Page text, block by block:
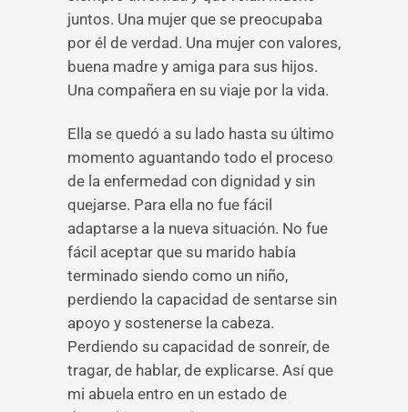
juntos. Una mujer que se preocupaba
por él de verdad. Una mujer con valores,
buena madre y amiga para sus hijos.
Una compañera en su viaje por la vida.
Ella se quedó a su lado hasta su último
momento aguantando todo el proceso
de la enfermedad con dignidad y sin
quejarse. Para ella no fue fácil
adaptarse a la nueva situación. No fue
fácil aceptar que su marido había
terminado siendo como un niño,
perdiendo la capacidad de sentarse sin
apoyo y sostenerse la cabeza.
Perdiendo su capacidad de sonreír, de
tragar, de hablar, de explicarse. Así que
mi abuela entro en un estado de